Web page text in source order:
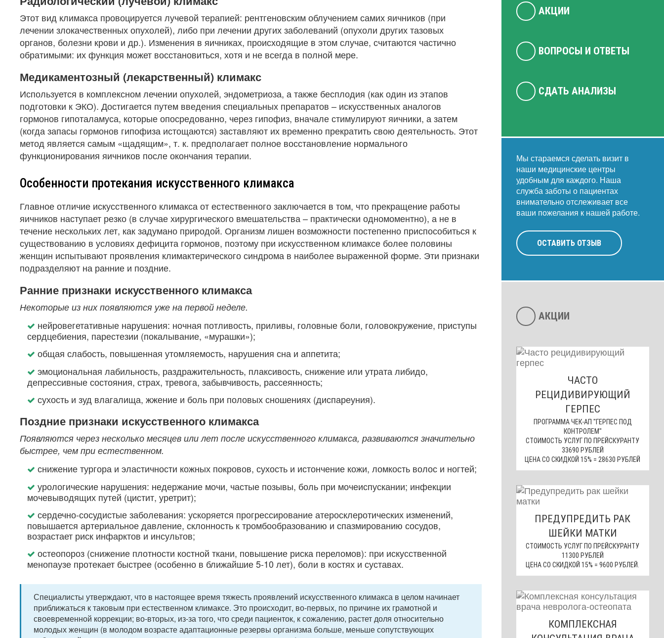
Этот вид климакса провоцируется лучевой терапией: рентгеновским облучением самих яичников (при
лечении злокачественных опухолей), либо при лечении других заболеваний (опухоли других тазовых
органов, болезни крови и др.). Изменения в яичниках, происходящие в этом случае, считаются частично
обратимыми: их функция может восстановиться, хотя и не всегда в полной мере.
Медикаментозный (лекарственный) климакс
Используется в комплексном лечении опухолей, эндометриоза, а также бесплодия (как один из этапов
подготовки к ЭКО). Достигается путем введения специальных препаратов – искусственных аналогов
гормонов гипоталамуса, которые опосредованно, через гипофиз, вначале стимулируют яичники, а затем
(когда запасы гормонов гипофиза истощаются) заставляют их временно прекратить свою деятельность. Этот
метод является самым «щадящим», т. к. предполагает полное восстановление нормального
функционирования яичников после окончания терапии.
Особенности протекания искусственного климакса
Главное отличие искусственного климакса от естественного заключается в том, что прекращение работы
яичников наступает резко (в случае хирургического вмешательства – практически одномоментно), а не в
течение нескольких лет, как задумано природой. Организм лишен возможности постепенно приспособиться к
существованию в условиях дефицита гормонов, поэтому при искусственном климаксе более половины
женщин испытывают проявления климактерического синдрома в наиболее выраженной форме. Эти признаки
подразделяют на ранние и поздние.
Ранние признаки искусственного климакса
Некоторые из них появляются уже на первой неделе.
нейровегетативные нарушения: ночная потливость, приливы, головные боли, головокружение, приступы
сердцебиения, парестезии (покалывание, «мурашки»);
общая слабость, повышенная утомляемость, нарушения сна и аппетита;
эмоциональная лабильность, раздражительность, плаксивость, снижение или утрата либидо,
депрессивные состояния, страх, тревога, забывчивость, рассеянность;
сухость и зуд влагалища, жжение и боль при половых сношениях (диспареуния).
Поздние признаки искусственного климакса
Появляются через несколько месяцев или лет после искусственного климакса, развиваются значительно
быстрее, чем при естественном.
снижение тургора и эластичности кожных покровов, сухость и истончение кожи, ломкость волос и ногтей;
урологические нарушения: недержание мочи, частые позывы, боль при мочеиспускании; инфекции
мочевыводящих путей (цистит, уретрит);
сердечно-сосудистые заболевания: ускоряется прогрессирование атеросклеротических изменений,
повышается артериальное давление, склонность к тромбообразованию и спазмированию сосудов,
возрастает риск инфарктов и инсультов;
остеопороз (снижение плотности костной ткани, повышение риска переломов): при искусственной
менопаузе протекает быстрее (особенно в ближайшие 5-10 лет), боли в костях и суставах.
Специалисты утверждают, что в настоящее время тяжесть проявлений искусственного климакса в целом начинает
приближаться к таковым при естественном климаксе. Это происходит, во-первых, по причине их грамотной и
своевременной коррекции; во-вторых, из-за того, что среди пациенток, к сожалению, растет доля относительно
молодых женщин (в молодом возрасте адаптационные резервы организма больше, меньше сопутствующих
АКЦИИ
ВОПРОСЫ И ОТВЕТЫ
СДАТЬ АНАЛИЗЫ
Мы стараемся сделать визит в
наши медицинские центры
удобным для каждого. Наша
служба заботы о пациентах
внимательно отслеживает все
ваши пожелания к нашей работе.
ОСТАВИТЬ ОТЗЫВ
АКЦИИ
ЧАСТО
РЕЦИДИВИРУЮЩИЙ
ГЕРПЕС
ПРОГРАММА ЧЕК-АП "ГЕРПЕС ПОД
КОНТРОЛЕМ"
СТОИМОСТЬ УСЛУГ ПО ПРЕЙСКУРАНТУ
33690 РУБЛЕЙ
ЦЕНА СО СКИДКОЙ 15% = 28630 РУБЛЕЙ
ПРЕДУПРЕДИТЬ РАК
ШЕЙКИ МАТКИ
СТОИМОСТЬ УСЛУГ ПО ПРЕЙСКУРАНТУ
11300 РУБЛЕЙ
ЦЕНА СО СКИДКОЙ 15% = 9600 РУБЛЕЙ.
КОМПЛЕКСНАЯ